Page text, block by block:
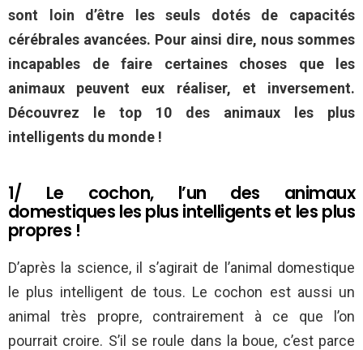
sont loin d’être les seuls dotés de capacités
cérébrales avancées. Pour ainsi dire, nous sommes
incapables de faire certaines choses que les
animaux peuvent eux réaliser, et inversement.
Découvrez le top 10 des animaux les plus
intelligents du monde !
1/ Le cochon, l’un des animaux
domestiques les plus intelligents et les plus
propres !
D’après la science, il s’agirait de l’animal domestique
le plus intelligent de tous. Le cochon est aussi un
animal très propre, contrairement à ce que l’on
pourrait croire. S’il se roule dans la boue, c’est parce